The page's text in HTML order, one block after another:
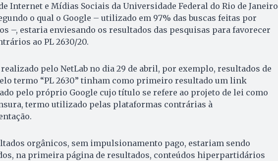
Internet e Mídias Sociais da Universidade Federal do Rio de Janeiro
o qual o Google – utilizado em 97% das buscas feitas por
–, estaria enviesando os resultados das pesquisas para favorecer
ao PL 2630/20.
pelo NetLab no dia 29 de abril, por exemplo, resultados de
termo “PL 2630” tinham como primeiro resultado um link
pelo próprio Google cujo título se refere ao projeto de lei como
termo utilizado pelas plataformas contrárias à
orgânicos, sem impulsionamento pago, estariam sendo
na primeira página de resultados, conteúdos hiperpartidários